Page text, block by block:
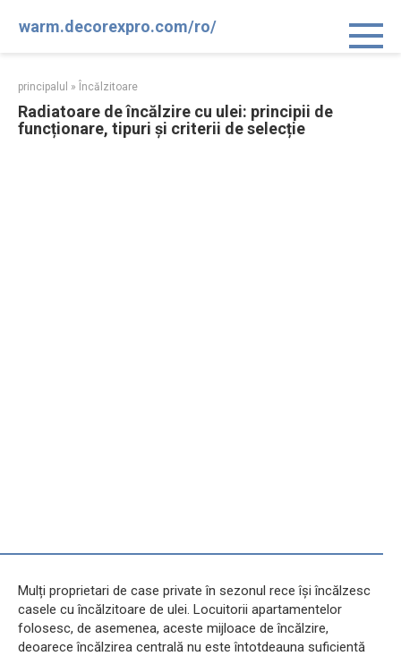
warm.decorexpro.com/ro/
principalul » Încălzitoare
Radiatoare de încălzire cu ulei: principii de
funcționare, tipuri și criterii de selecție
Mulți proprietari de case private în sezonul rece își încălzesc
casele cu încălzitoare de ulei. Locuitorii apartamentelor
folosesc, de asemenea, aceste mijloace de încălzire,
deoarece încălzirea centrală nu este întotdeauna suficientă